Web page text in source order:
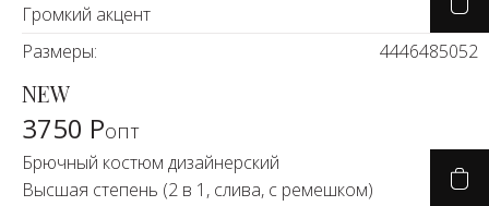
Громкий акцент
Размеры:
4446485052
NEW
3750 Ропт
Брючный костюм дизайнерский
Высшая степень (2 в 1, слива, с ремешком)